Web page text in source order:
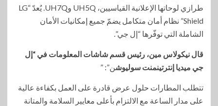
طرازي لوحاتها الإعلانية القياسيين، UH5Q وUH7Q. يُعدّ “LG
Shield” نظام أمان متكامل يضمّ جميع إمكانيات الأمان
الشاملة التي توفّرها “إل جي”.
قال نيكولاس مين، رئيس قسم شاشات المعلومات في “إل
جي ميديا إنترتينمنت سوليوشن”: ”
تتطلب المطارات حلول عرض قادرة على العمل بكفاءة عالية
على مدار الساعة مع الالتزام بأعلى معايير السلامة والمتانة